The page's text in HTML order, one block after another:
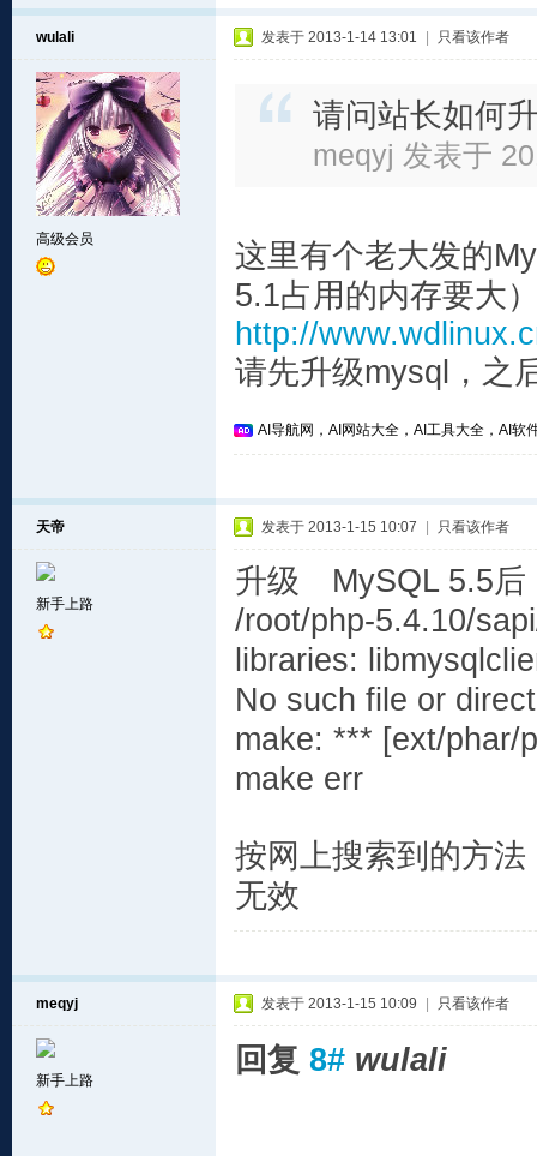
wulali
高级会员
发表于 2013-1-14 13:01 只看该作者
请问站长如何
meqyj 发表于
这里有个老大发的
5.1占用的内存要大
http://
请先升级mysql，之
AI导航网，AI网站大全，AI工具大全，AI软
天帝
新手上路
发表于 2013-1-15 10:07 只看该作者
升级 MySQL 5.5
/root/php-5.4.10/
libraries:
No such file or
make: *** [ext/phar/
make err
按网上搜索到的
无效
meqyj
新手上路
发表于 2013-1-15 10:09 只看该作者
回复 8# wulali